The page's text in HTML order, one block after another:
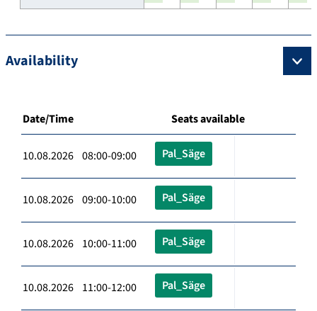
Availability
Date/Time Seats available
10.08.2026 08:00-09:00 Pal_Säge
10.08.2026 09:00-10:00 Pal_Säge
10.08.2026 10:00-11:00 Pal_Säge
10.08.2026 11:00-12:00 Pal_Säge